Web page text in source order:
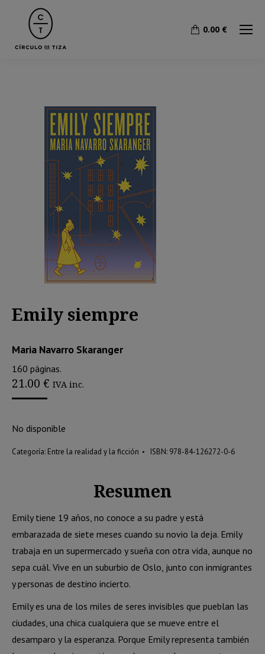
0.00 €
Emily siempre
Maria Navarro Skaranger
160 páginas.
21.00 € IVA inc.
No disponible
Categoría: Entre la realidad y la ficción ISBN: 978-84-126272-0-6
Resumen
Emily tiene 19 años, no conoce a su padre y está
embarazada de siete meses cuando su novio la deja. Emily
trabaja en un supermercado y sueña con otra vida, aunque no
sepa cuál. Vive en un suburbio de Oslo, junto con inmigrantes
y personas de destino incierto.
Emily es una de los miles de seres invisibles que pueblan las
ciudades, una chica cualquiera que se mueve entre el
desamparo y la esperanza. Porque Emily representa también